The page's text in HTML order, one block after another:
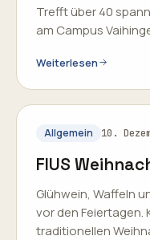
Trefft über 40
am Campus
Weiterlesen
Allgemein 10.
FIUS
Glühwein, Waffeln
vor den Feiertagen.
traditionellen